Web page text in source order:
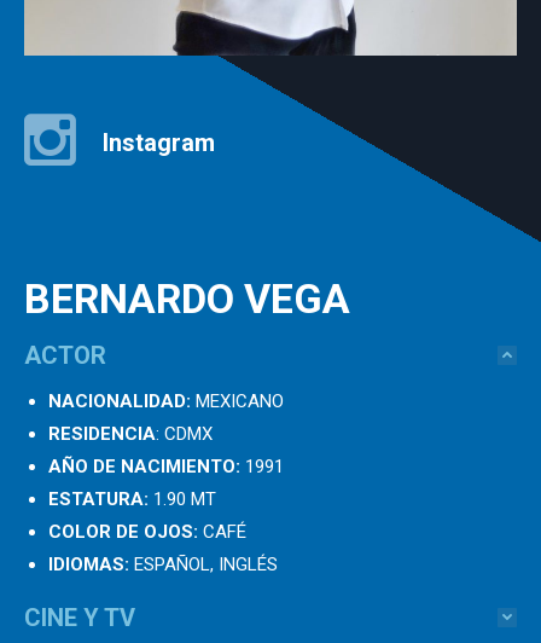
Instagram
BERNARDO VEGA
ACTOR
NACIONALIDAD: MEXICANO
RESIDENCIA: CDMX
AÑO DE NACIMIENTO: 1991
ESTATURA: 1.90 MT
COLOR DE OJOS: CAFÉ
IDIOMAS: ESPAÑOL, INGLÉS
CINE Y TV